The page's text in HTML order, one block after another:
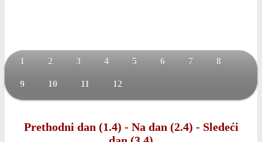
1 2 3 4 5 6 7 8
9 10 11 12
Prethodni dan (1.4) - Na dan (2.4) - Sledeći